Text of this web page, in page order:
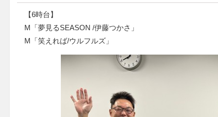
【6時台】
M「夢見るSEASON /伊藤つかさ」
M「笑えれば/ウルフルズ」